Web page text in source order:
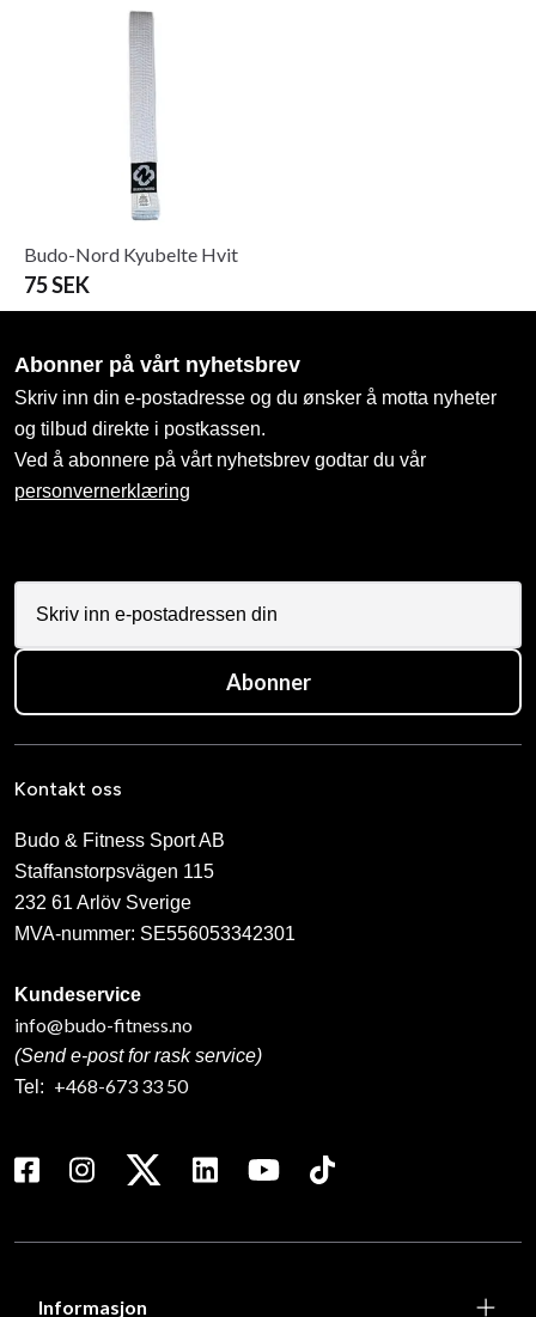
Budo-Nord Kyubelte Hvit
75 SEK
Abonner på vårt nyhetsbrev
Skriv inn din e-postadresse og du ønsker å motta nyheter
og tilbud direkte i postkassen.
Ved å abonnere på vårt nyhetsbrev godtar du vår
personvernerklæring
Abonner
Kontakt oss
Budo & Fitness Sport AB
Staffanstorpsvägen 115
232 61 Arlöv Sverige
MVA-nummer: SE556053342301
Kundeservice
info@budo-fitness.no
(Send e-post for rask service)
Tel: +468-673 33 50
Informasjon